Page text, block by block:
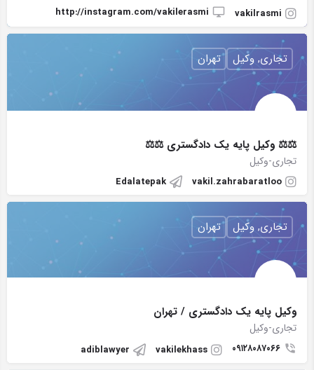
vakilrasmi
http://instagram.com/vakilerasmi
⚖⚖ وکیل پایه یک دادگستری ⚖⚖
تجاری-وکیل
vakil.zahrabaratloo
Edalatepak
تجاری, وکیل تهران
وکیل پایه یک دادگستری / تهران
تجاری-وکیل
۰۹۱۲۸۰۸۷۰۶۶ vakilekhass
adiblawyer
تجاری, وکیل تهران